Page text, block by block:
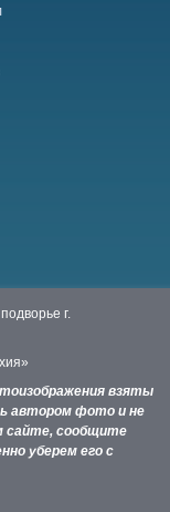
г.
взяты
автором фото и не
сайте, сообщите
уберем его с